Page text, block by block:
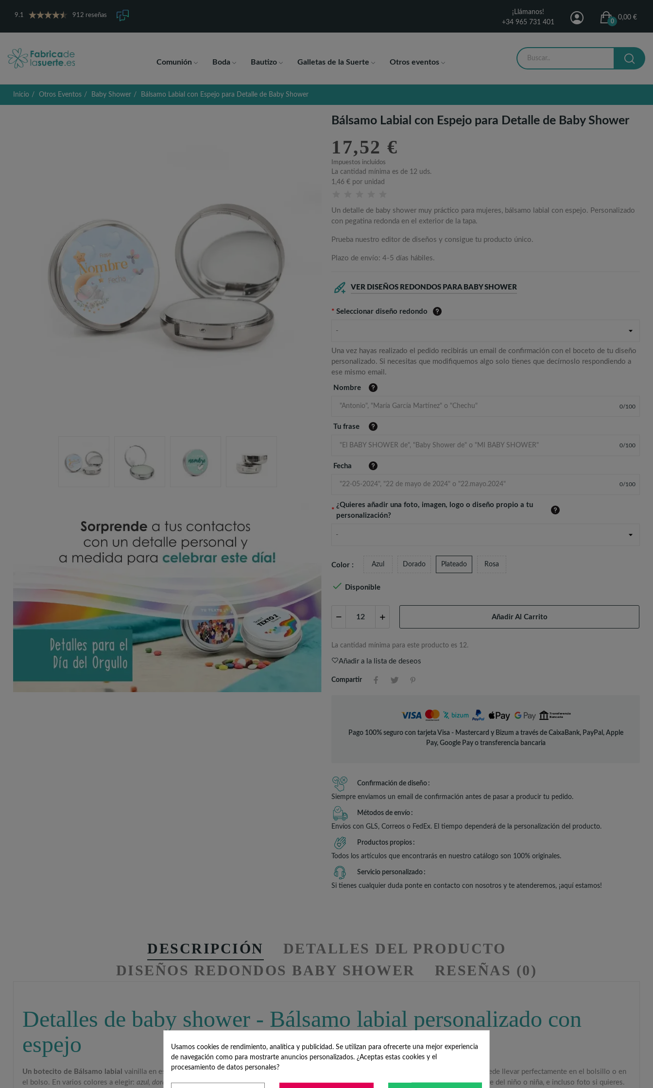
9.1 912 reseñas
¡Llámanos!
+34 965 731 401
0,00 €
0
Comunión Boda Bautizo Galletas de la Suerte Otros eventos
Inicio Otros Eventos Baby Shower Bálsamo Labial con Espejo para Detalle de Baby Shower
Bálsamo Labial con Espejo para Detalle de Baby Shower
17,52 €
Impuestos incluidos
La cantidad mínima es de 12 uds.
1,46 € por unidad
Un detalle de baby shower muy práctico para mujeres, bálsamo labial con espejo. Personalizado
con pegatina redonda en el exterior de la tapa.
Prueba nuestro editor de diseños y consigue tu producto único.
Plazo de envío: 4-5 días hábiles.
VER DISEÑOS REDONDOS PARA BABY SHOWER
* Seleccionar diseño redondo
-
Una vez hayas realizado el pedido recibirás un email de confirmación con el boceto de tu diseño
personalizado. Si necesitas que modifiquemos algo solo tienes que decírnoslo respondiendo a
ese mismo email.
Nombre
0/100
Tu frase
0/100
Fecha
0/100
*
¿Quieres añadir una foto, imagen, logo o diseño propio a tu
personalización?
-
Color : Azul Dorado Plateado Rosa
 Disponible
Añadir Al Carrito
La cantidad mínima para este producto es 12.
Añadir a la lista de deseos
Compartir
Pago 100% seguro con tarjeta Visa - Mastercard y Bizum a través de CaixaBank, PayPal, Apple
Pay, Google Pay o transferencia bancaria
Confirmación de diseño
Siempre enviamos un email de confirmación antes de pasar a producir tu pedido.
Métodos de envío
Envíos con GLS, Correos o FedEx. El tiempo dependerá de la personalización del producto.
Productos propios
Todos los artículos que encontrarás en nuestro catálogo son 100% originales.
Servicio personalizado
Si tienes cualquier duda ponte en contacto con nosotros y te atenderemos, ¡aquí estamos!
DESCRIPCIÓN
DETALLES DEL PRODUCTO
DISEÑOS REDONDOS BABY SHOWER
RESEÑAS (0)
Detalles de baby shower - Bálsamo labial personalizado con
espejo
Un botecito de Bálsamo labial vainilla en estuche con espejo. Undetalle para mujeres
de tu hijo o hija muy práctico. Se puede llevar perfectamente en el bolsillo o en
el bolso. En varios colores a elegir: azul, dorado, plata o rosa;además con una pegatina en la tapa con la fecha del bautizo o baby shower, el nombre del niño o niña, e incluso foto si quieres.
Usamos cookies de rendimiento, analítica y publicidad. Se utilizan para ofrecerte una mejor experiencia
de navegación como para mostrarte anuncios personalizados. ¿Aceptas estas cookies y el
procesamiento de datos personales?